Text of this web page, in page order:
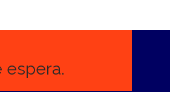
espera.